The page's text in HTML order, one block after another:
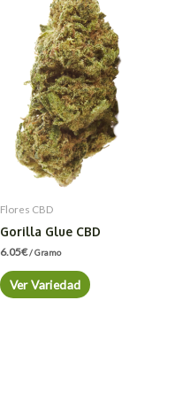
Flores CBD
Gorilla Glue CBD
6.05€/ Gramo
Ver Variedad